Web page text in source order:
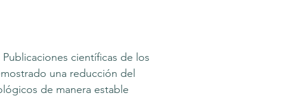
científicas de los
una reducción del
de manera estable